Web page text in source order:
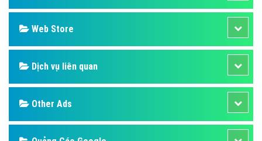
Web Store
Dịch vụ liên quan
Other Ads